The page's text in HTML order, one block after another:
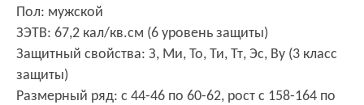
Пол: мужской
ЗЭТВ: 67,2 кал/кв.см (6 уровень защиты)
Защитный свойства: З, Ми, То, Ти, Тт, Эс, Ву (3 класс
защиты)
Размерный ряд: с 44-46 по 60-62, рост с 158-164 по